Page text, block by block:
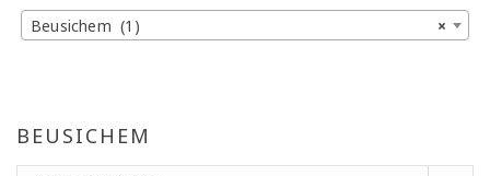
BEUSICHEM
×
Beusichem (1)